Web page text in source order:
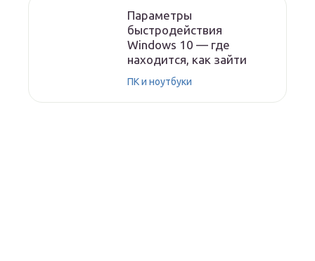
Параметры
быстродействия
Windows 10 — где
находится, как зайти
ПК и ноутбуки